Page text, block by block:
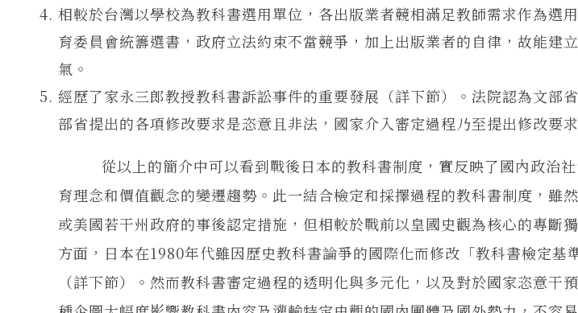
相較於台灣以學校為教科書選用單位，各出版業者競相滿足教師需求作為選
育委員會統籌選書，政府立法約束不當競爭，加上出版業者的自律，故能建
氣。
經歷了家永三郎教授教科書訴訟事件的重要發展（詳下節）。法院認為文部
部省提出的各項修改要求是恣意且非法，國家介入審定過程乃至提出修改要
從以上的簡介中可以看到戰後日本的教科書制度，實反映了國內政治社
育理念和價值觀念的變遷趨勢。此一結合檢定和採擇過程的教科書制度，雖
或美國若干州政府的事後認定措施，但相較於戰前以皇國史觀為核心的專斷
方面，日本在1980年代雖因歷史教科書論爭的國際化而修改「教科書檢定基
（詳下節）。然而教科書審定過程的透明化與多元化，以及對於國家恣意干